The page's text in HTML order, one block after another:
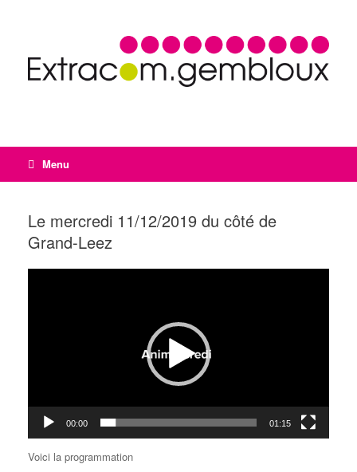
Menu
Le mercredi 11/12/2019 du côté de
Grand-Leez
00:00 01:15
Voici la programmation